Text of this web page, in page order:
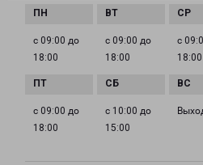
с 09:00 до
18:00
с 09:00 до
18:00
с
18:00
с 09:00 до
18:00
с 10:00 до
15:00